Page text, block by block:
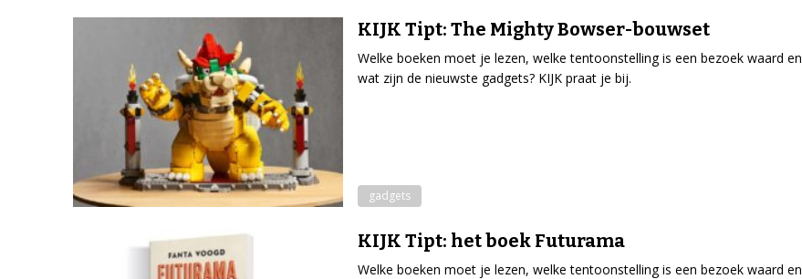
KIJK Tipt: The Mighty Bowser-bouwset
Welke boeken moet je lezen, welke tentoonstelling is een bezoek waard en
wat zijn de nieuwste gadgets? KIJK praat je bij.
gadgets
KIJK Tipt: het boek Futurama
Welke boeken moet je lezen, welke tentoonstelling is een bezoek waard en